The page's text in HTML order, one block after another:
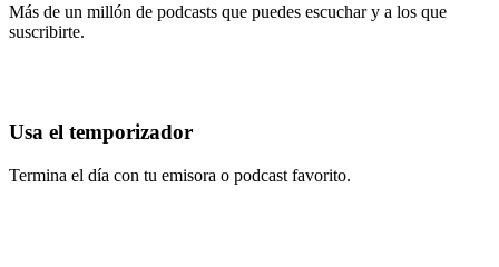
Más de un millón de podcasts que puedes escuchar y a los que
suscribirte.
Usa el temporizador
Termina el día con tu emisora o podcast favorito.